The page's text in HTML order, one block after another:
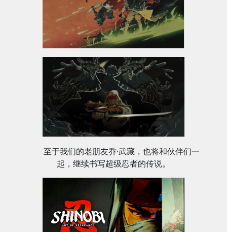
至于我们的老朋友乔·武藏，也将和伙伴们一
起，继续书写超级忍者的传说。